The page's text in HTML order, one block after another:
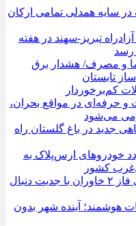
در سایه همدلی تمامی ارکان
تبریز-سهند در هفته
رسد
و مصرف/ هشدار برق
تابستان
کم‌برخوردار
و حرفه‌ای در مواقع بحران،
می‌شود
جدید در باغ گلستان راه
خودروهای ارس‌پلاک به
کشور
رفع مشکلات اراضی فاز ۲ خاوران با جدیت دنبال
هوشمند؛ آینده شهر بدون